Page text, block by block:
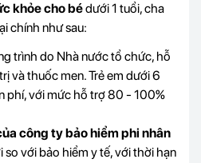
khỏe cho bédưới 1 tuổi, cha
chính như sau:
trình do Nhà nước tổ chức, hỗ
và thuốc men. Trẻ em dưới 6
phí, với mức hỗ trợ 80 - 100%
công ty bảo hiểm phi nhân
so với bảo hiểm y tế, với thời hạn